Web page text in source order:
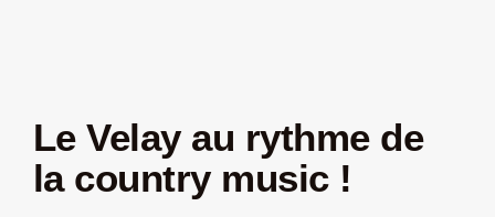
Le Velay au rythme de
la country music !